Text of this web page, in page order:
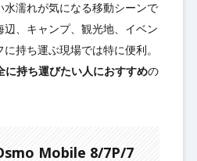
濡れが気になる移動シーンで
辺、キャンプ、観光地、イベン
持ち運ぶ現場では特に便利。
持ち運びたい人におすすめの
Mobile 8/7P/7